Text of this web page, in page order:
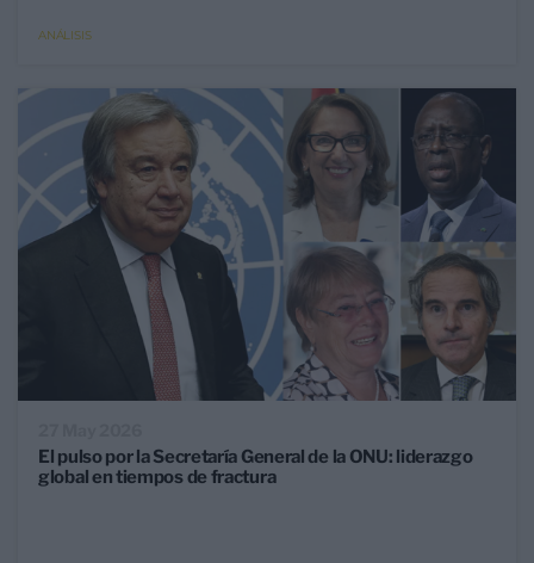
ANÁLISIS
El pulso por la Secretaría General de la ONU: liderazgo
global en tiempos de fractura